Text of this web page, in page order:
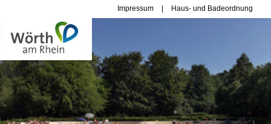
Impressum Haus- und Badeordnung